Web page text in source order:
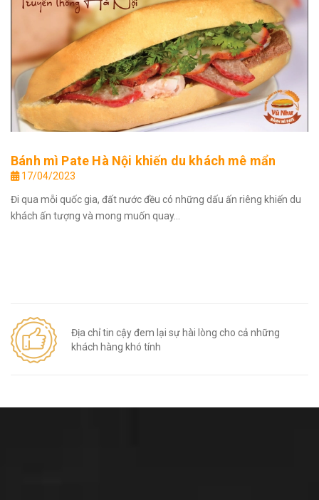
Bánh mì Pate Hà Nội khiến du khách mê mẩn
17/04/2023
Đi qua mỗi quốc gia, đất nước đều có những dấu ấn riêng khiến du
khách ấn tượng và mong muốn quay...
Địa chỉ tin cậy đem lại sự hài lòng cho cả những
khách hàng khó tính